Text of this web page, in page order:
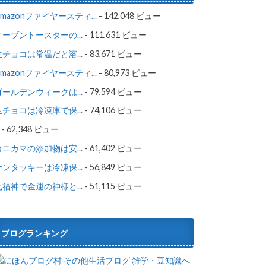
ファイヤースティ... - 142,048 ビュー
ーブントースターの... - 111,631 ビュー
チョコは常温だと溶... - 83,671 ビュー
ファイヤースティ... - 80,973 ビュー
ールデンウィークは... - 79,594 ビュー
チョコは冷凍庫で保... - 74,106 ビュー
- 62,348 ビュー
ニカマの添加物は安... - 61,402 ビュー
ンタッキーは冷凍保... - 56,849 ビュー
福神で金運の神様と... - 51,115 ビュー
ブログランキング